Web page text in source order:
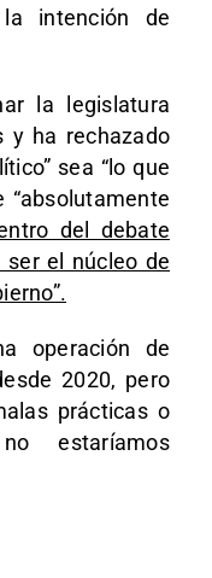
intención de
la legislatura
y ha rechazado
sea “lo que
“absolutamente
del debate
ser el núcleo de
operación de
2020, pero
prácticas o
estaríamos